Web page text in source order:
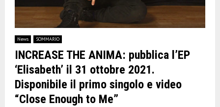
News SOMMARIO
INCREASE THE ANIMA: pubblica l’EP
‘Elisabeth’ il 31 ottobre 2021.
Disponibile il primo singolo e video
“Close Enough to Me”